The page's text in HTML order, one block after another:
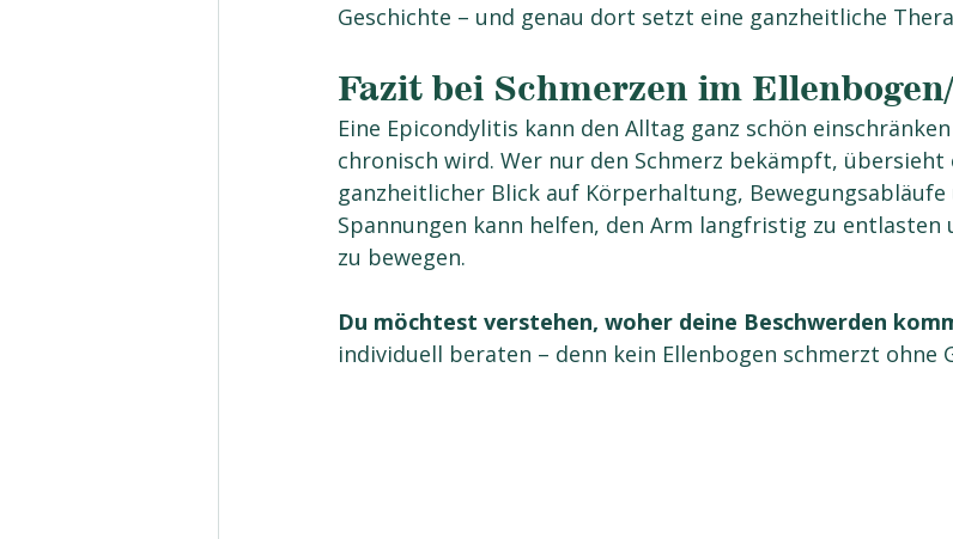
Geschichte – und genau dort setzt eine ganzheitliche
Fazit bei Schmerzen im
Eine Epicondylitis kann den Alltag ganz schön
chronisch wird. Wer nur den Schmerz bekämpft, übersieht
ganzheitlicher Blick auf Körperhaltung,
Spannungen kann helfen, den Arm langfristig zu
zu bewegen.
Du möchtest verstehen, woher deine Beschwerden
individuell beraten – denn kein Ellenbogen schmerzt ohne